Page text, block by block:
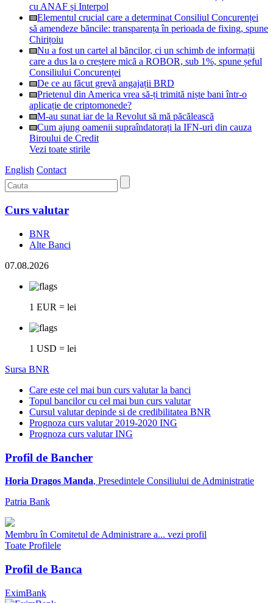
cu ANAF și Interpol
Elementul crucial care a determinat Consiliul Concurenței
să amendeze băncile: transparența în perioada de fixing, spune
Chirițoiu
Nu a fost un cartel al băncilor, ci un schimb de informații
care a dus la o creștere mică a ROBOR, sub 1%, spune șeful
Consiliului Concurenței
De ce au făcut grevă angajații BRD
Prietenul din America vrea să-ți trimită niște bani într-o
aplicație de criptomonede?
M-au sunat iar de la Revolut să mă păcălească
Cum ajung oamenii supraîndatorați la IFN-uri din cauza
Biroului de Credit
Vezi toate stirile
English Contact
Curs valutar
BNR
Alte Banci
07.08.2026
1 EUR = lei
1 USD = lei
Sursa BNR
Care este cel mai bun curs valutar la banci
Topul bancilor cu cel mai bun curs valutar
Cursul valutar depinde si de credibilitatea BNR
Prognoza curs valutar 2019-2020 ING
Prognoza curs valutar ING
Profil de Bancher
Horia Dragos Manda, Presedintele Consiliului de Administratie
Patria Bank
Membru în Comitetul de Administrare a... vezi profil
Toate Profilele
Profil de Banca
EximBank